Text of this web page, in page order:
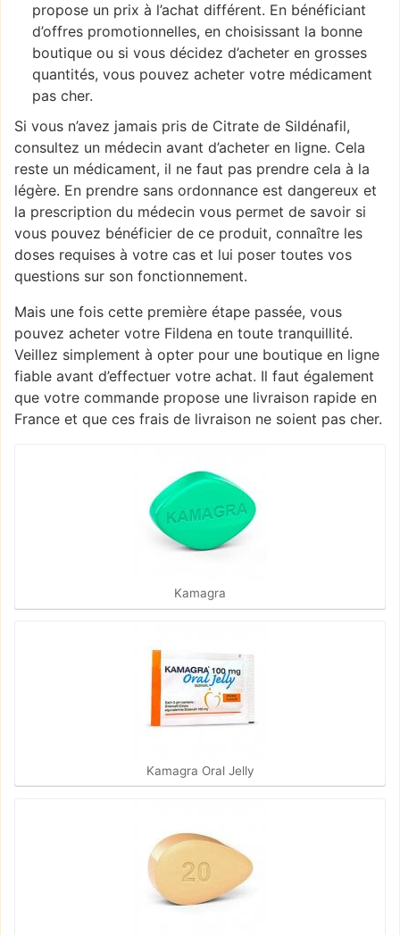
propose un prix à l’achat différent. En bénéficiant
d’offres promotionnelles, en choisissant la bonne
boutique ou si vous décidez d’acheter en grosses
quantités, vous pouvez acheter votre médicament
pas cher.
Si vous n’avez jamais pris de Citrate de Sildénafil,
consultez un médecin avant d’acheter en ligne. Cela
reste un médicament, il ne faut pas prendre cela à la
légère. En prendre sans ordonnance est dangereux et
la prescription du médecin vous permet de savoir si
vous pouvez bénéficier de ce produit, connaître les
doses requises à votre cas et lui poser toutes vos
questions sur son fonctionnement.
Mais une fois cette première étape passée, vous
pouvez acheter votre Fildena en toute tranquillité.
Veillez simplement à opter pour une boutique en ligne
fiable avant d’effectuer votre achat. Il faut également
que votre commande propose une livraison rapide en
France et que ces frais de livraison ne soient pas cher.
Kamagra
Kamagra Oral Jelly